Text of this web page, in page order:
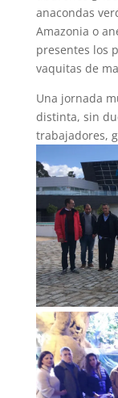
anacondas
Amazonia o
presentes los
vaquitas de
Una jornada
distinta, sin
trabajadores,